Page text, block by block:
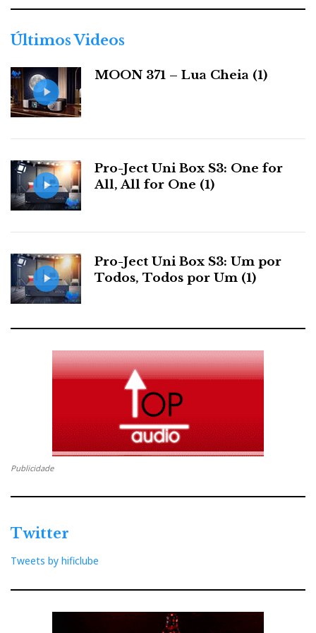
t
r
s
Últimos Videos
MOON 371 – Lua Cheia (1)
Pro-Ject Uni Box S3: One for
All, All for One (1)
Pro-Ject Uni Box S3: Um por
Todos, Todos por Um (1)
Publicidade
Twitter
Tweets by hificlube